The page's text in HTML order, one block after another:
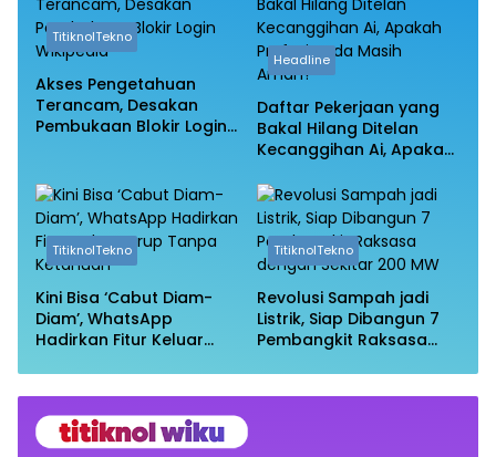
TitiknolTekno
Akses Pengetahuan
Terancam, Desakan
Pembukaan Blokir Login
Headline
Daftar Pekerjaan yang
Bakal Hilang Ditelan
Kecanggihan Ai, Apakah
Aman?
TitiknolTekno
Kini Bisa ‘Cabut Diam-
Diam’, WhatsApp
Hadirkan Fitur Keluar
TitiknolTekno
Revolusi Sampah jadi
Listrik, Siap Dibangun 7
Pembangkit Raksasa